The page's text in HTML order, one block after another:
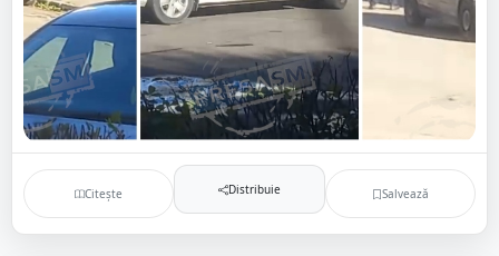
Citește Distribuie Salvează